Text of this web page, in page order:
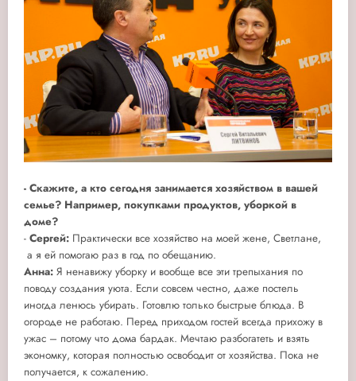
- Скажите, а кто сегодня занимается хозяйством в вашей
семье? Например, покупками продуктов, уборкой в
доме?
- Сергей: Практически все хозяйство на моей жене, Светлане,
а я ей помогаю раз в год по обещанию.
Анна: Я ненавижу уборку и вообще все эти трепыхания по
поводу создания уюта. Если совсем честно, даже постель
иногда ленюсь убирать. Готовлю только быстрые блюда. В
огороде не работаю. Перед приходом гостей всегда прихожу в
ужас – потому что дома бардак. Мечтаю разбогатеть и взять
экономку, которая полностью освободит от хозяйства. Пока не
получается, к сожалению.